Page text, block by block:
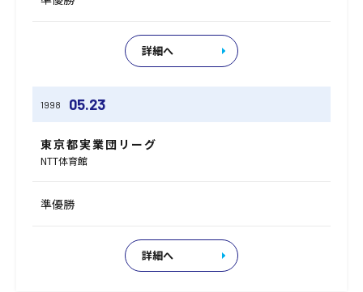
詳細へ
05.23
1998
東京都実業団リーグ
NTT体育館
準優勝
詳細へ